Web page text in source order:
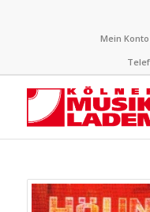
Mein Konto